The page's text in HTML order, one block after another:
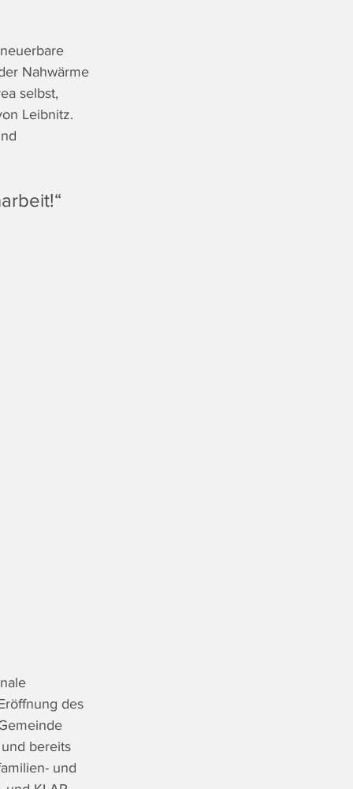
Nahwärme
selbst,
Leibnitz.
des
bereits
und